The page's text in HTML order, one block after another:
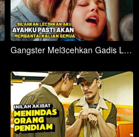
Gangster Mel3cehkan Gadis Lugu, Tak Tahu Ayahnya Pembunuh Bayaran Paling Ditakuti - Alur Cerita Film